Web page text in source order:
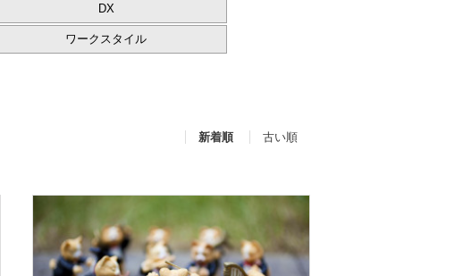
DX
ワークスタイル
新着順 古い順